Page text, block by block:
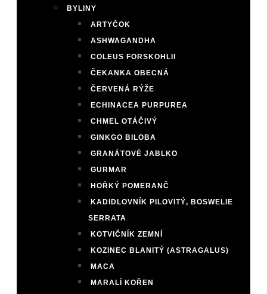
BYLINY
ARTYČOK
ASHWAGANDHA
COLEUS FORSKOHLII
ČEKANKA OBECNÁ
ČERVENÁ RÝŽE
ECHINACEA PURPUREA
CHMEL OTÁČIVÝ
GINKGO BILOBA
GRANÁTOVÉ JABLKO
GURMAR
HOŘKÝ POMERANČ
KADIDLOVNÍK PILOVITÝ, BOSWELIE
SERRATA
KOTVIČNÍK ZEMNÍ
KOZINEC BLANITÝ (ASTRAGALUS)
MACA
MARALÍ KOŘEN